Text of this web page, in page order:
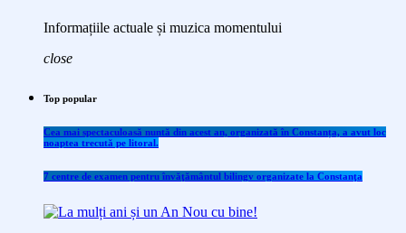
Informațiile actuale și muzica momentului
close
Top popular
Cea mai spectaculoasă nuntă din acest an, organizată în Constanța, a avut loc
noaptea trecută pe litoral.
7 centre de examen pentru învăţământul bilingv organizate la Constanţa